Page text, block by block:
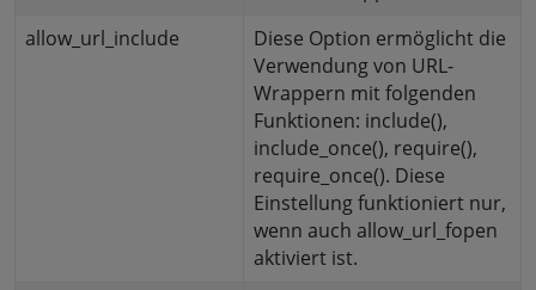
allow_url_include
Diese Option ermöglicht die
Verwendung von URL-
Wrappern mit folgenden
Funktionen: include(),
include_once(), require(),
require_once(). Diese
Einstellung funktioniert nur,
wenn auch allow_url_fopen
aktiviert ist.